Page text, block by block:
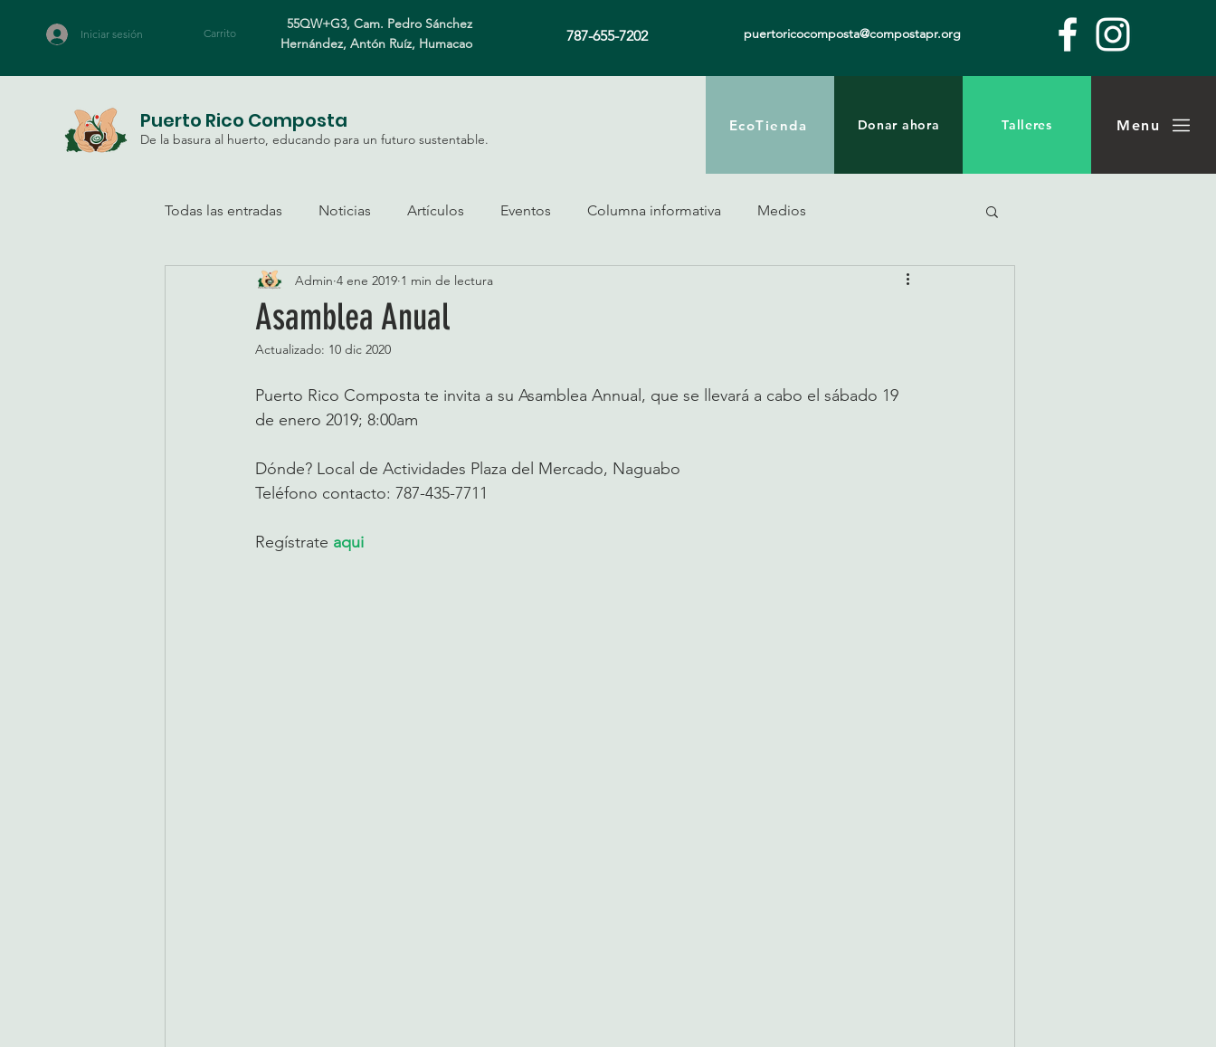
Iniciar sesión Carrito
55QW+G3, Cam. Pedro Sánchez
Hernández, Antón Ruíz, Humacao
787-655-7202 puertoricocomposta@compostapr.org
Puerto Rico Composta
De la basura al huerto, educando para un futuro sustentable.
EcoTienda Donar ahora Talleres Menu
Todas las entradas Noticias Artículos Eventos Columna informativa Medios
Asamblea Anual
Admin 4 ene 2019 1 min de lectura
Actualizado: 10 dic 2020
Puerto Rico Composta te invita a su Asamblea Annual, que se llevará a cabo el sábado 19
de enero 2019; 8:00am
Dónde? Local de Actividades Plaza del Mercado, Naguabo
Teléfono contacto: 787-435-7711
Regístrate aqui